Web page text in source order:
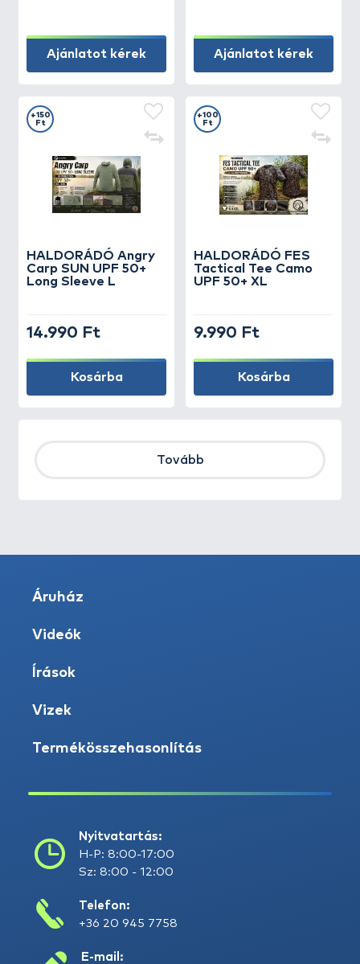
Ajánlatot kérek Ajánlatot kérek
HALDORÁDÓ Angry
Carp SUN UPF 50+
Long Sleeve L
+150
Ft
14.990 Ft
Kosárba
HALDORÁDÓ FES
Tactical Tee Camo
UPF 50+ XL
+100
Ft
9.990 Ft
Kosárba
Tovább
Áruház
Videók
Írások
Vizek
Termékösszehasonlítás
Nyitvatartás:
H-P: 8:00-17:00
Sz: 8:00 - 12:00
Telefon:
+36 20 945 7758
E-mail: